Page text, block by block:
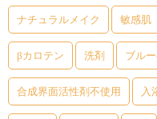
ナチュラルメイク 敏感肌
βカロテン 洗剤 ブル
合成界面活性剤不使用 入